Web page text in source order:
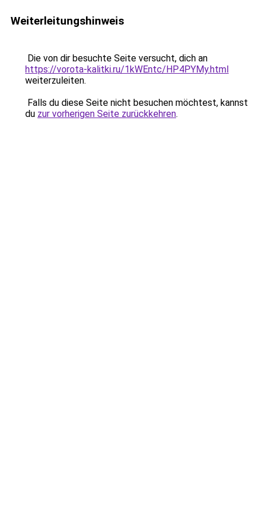
Weiterleitungshinweis
Die von dir besuchte Seite versucht, dich an
https://vorota-kalitki.ru/1kWEntc/HP4PYMy.html
weiterzuleiten.
Falls du diese Seite nicht besuchen möchtest, kannst
du zur vorherigen Seite zurückkehren.